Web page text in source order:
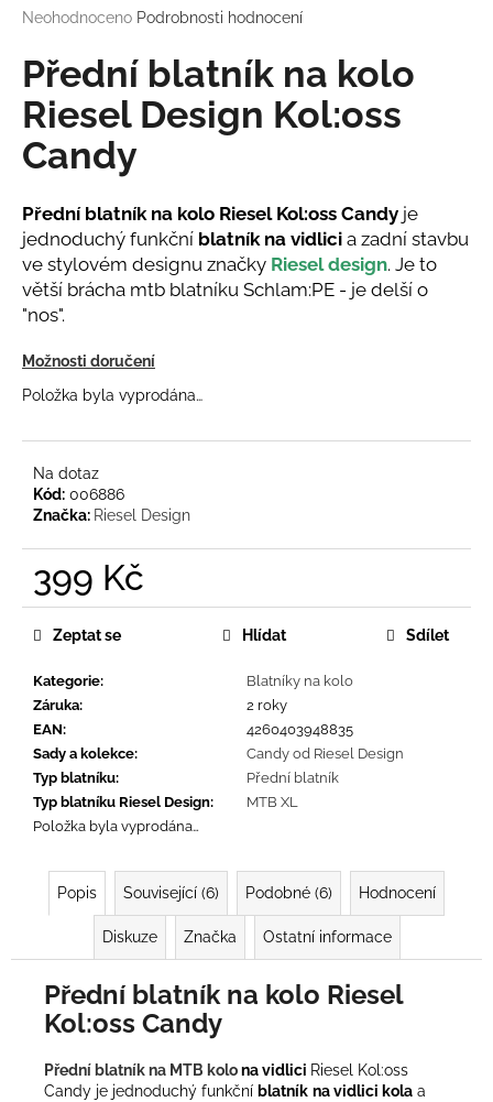
Průměrné
produktu
je
0,0
5
hvězdiček.
Neohodnoceno Podrobnosti hodnocení
Přední blatník na kolo
Riesel Design Kol:oss
Candy
Přední blatník na kolo Riesel Kol:oss Candy je
jednoduchý funkční blatník na vidlici a zadní stavbu
ve stylovém designu značky Riesel design. Je to
větší brácha mtb blatníku Schlam:PE - je delší o
"nos".
Možnosti doručení
Položka byla vyprodána…
Na dotaz
Kód: 006886
Značka: Riesel Design
399 Kč
Měrná
cena:
Kategorie:
Blatníky na kolo
Záruka:
2 roky
EAN:
4260403948835
Sady a kolekce:
Candy od Riesel Design
Typ blatníku:
Přední blatník
Typ blatníku Riesel Design:
MTB XL
Položka byla vyprodána…
Zeptat se Hlídat Sdílet
Popis Související (6) Podobné (6) Hodnocení
Diskuze Značka Ostatní informace
Přední blatník na kolo Riesel
Kol:oss Candy
Přední blatník na MTB kolona vidlici Riesel Kol:oss
Candy je jednoduchý funkční blatník na vidlici kola a
a
j
í
t
?
HLEDAT
D
o
p
r
u
u
j
e
m